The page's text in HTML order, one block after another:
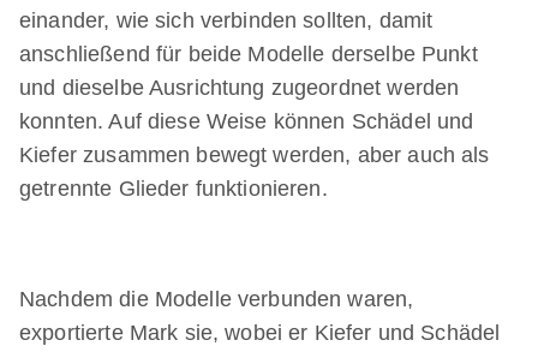
einander, wie sich verbinden sollten, damit
anschließend für beide Modelle derselbe Punkt
und dieselbe Ausrichtung zugeordnet werden
konnten. Auf diese Weise können Schädel und
Kiefer zusammen bewegt werden, aber auch als
getrennte Glieder funktionieren.
Nachdem die Modelle verbunden waren,
exportierte Mark sie, wobei er Kiefer und Schädel